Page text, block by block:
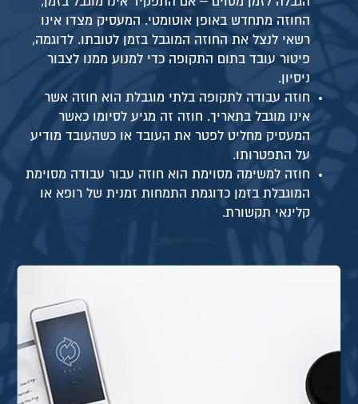
החוזה מתחדש באופן אוטומטי. המעסיק מצדו אינו
רשאי לנצל את החוזה המוגבל בזמן לטובתו. לדוגמה,
פיטור עובד בתום התקופה כדי למנוע ממנו לצבור
ניסיון.
חוזה עבודה לתקופה בלתי מוגבלת הוא חוזה אשר
אינו מוגבל בתאריך. חוזה זה מגיע לסיומו כאשר
המעסיק מחליט לפטר את העובד או כשהעובד מודיע
על התפטרותו.
חוזה למשימה מסוימת הוא חוזה עבור עבודה מסוימת
המוגבלת בזמן כדוגמת התמחות זמנית של רופא או
קלינאי תקשורת.